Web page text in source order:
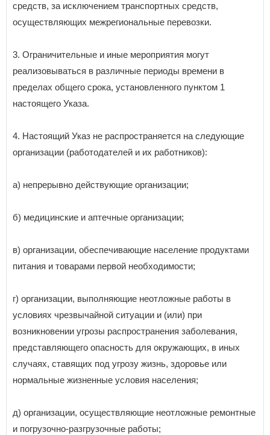
средств, за исключением транспортных средств,
осуществляющих межрегиональные перевозки.
3. Ограничительные и иные мероприятия могут
реализовываться в различные периоды времени в
пределах общего срока, установленного пунктом 1
настоящего Указа.
4. Настоящий Указ не распространяется на следующие
организации (работодателей и их работников):
а) непрерывно действующие организации;
б) медицинские и аптечные организации;
в) организации, обеспечивающие население продуктами
питания и товарами первой необходимости;
г) организации, выполняющие неотложные работы в
условиях чрезвычайной ситуации и (или) при
возникновении угрозы распространения заболевания,
представляющего опасность для окружающих, в иных
случаях, ставящих под угрозу жизнь, здоровье или
нормальные жизненные условия населения;
д) организации, осуществляющие неотложные ремонтные
и погрузочно-разгрузочные работы;